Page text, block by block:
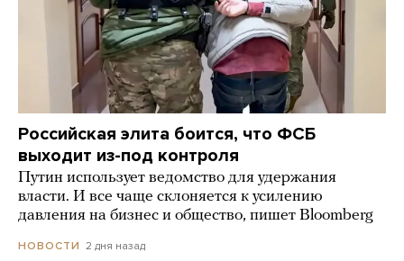
Российская элита боится, что ФСБ
выходит из-под контроля
Путин использует ведомство для удержания
власти. И все чаще склоняется к усилению
давления на бизнес и общество, пишет Bloomberg
НОВОСТИ 2 дня назад